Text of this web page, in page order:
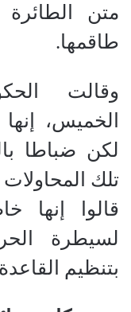
متن الطائرة
طاقمها.
وقالت
الخميس،
لكن ضباطا
تلك
قالوا إنها
لسيطرة
بتنظيم